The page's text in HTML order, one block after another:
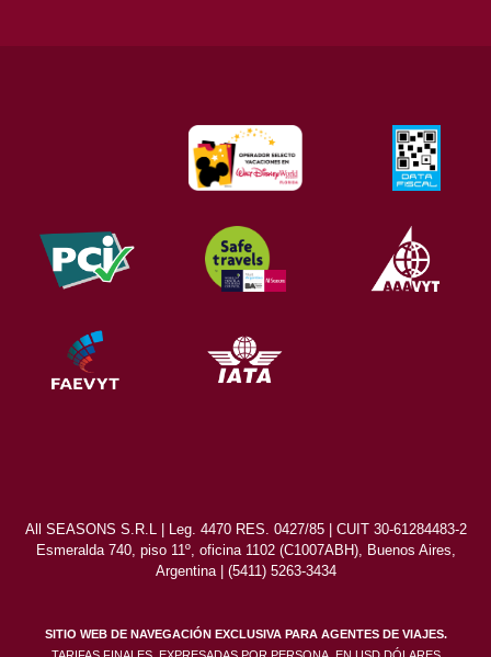
All SEASONS S.R.L | Leg. 4470 RES. 0427/85 | CUIT 30-61284483-2
Esmeralda 740, piso 11º, oficina 1102 (C1007ABH), Buenos Aires,
Argentina | (5411) 5263-3434
SITIO WEB DE NAVEGACIÓN EXCLUSIVA PARA AGENTES DE VIAJES.